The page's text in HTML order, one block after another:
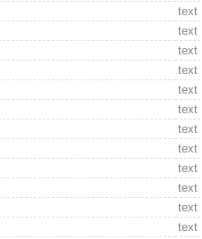
text
text
text
text
text
text
text
text
text
text
text
text